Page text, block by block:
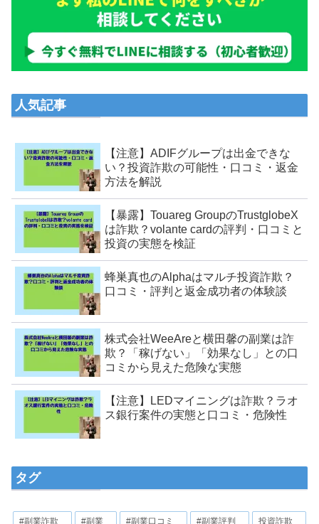
人気記事
【注意】ADIFグループは出金できな
い？投資詐欺の可能性・口コミ・返金
方法を解説
【暴露】Touareg GroupのTrustglobeX
は詐欺？volante cardの評判・口コミと
投資の実態を検証
蜂巣真也のAlphaはマルチ投資詐欺？
口コミ・評判と返金成功者の体験談
株式会社WeeAreと横田馨の副業は詐
欺？「稼げない」「効果なし」との口
コミから見えた危険な実態
【注意】LEDマイニングは詐欺？ラオ
ス銀行案件の実態と口コミ・危険性
タグ
#副業詐欺 #副業 #副業口コミ #副業評判 投資詐欺